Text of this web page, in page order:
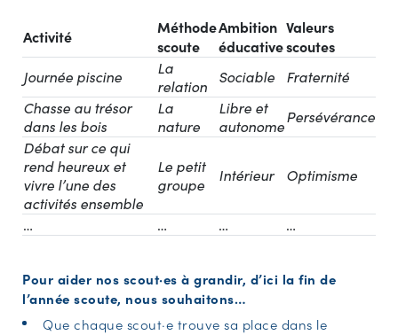
Activité
Méthode
scoute
Ambition
éducative
Valeurs
scoutes
Journée piscine
La
relation
Sociable
Fraternité
Chasse au trésor
dans les bois
La
nature
Libre et
autonome
Persévérance
Débat sur ce qui
rend heureux et
vivre l’une des
activités ensemble
Le petit
groupe
Intérieur Optimisme
… … … …
Pour aider nos scout·es à grandir, d’ici la fin de
l’année scoute, nous souhaitons…
Que chaque scout·e trouve sa place dans le